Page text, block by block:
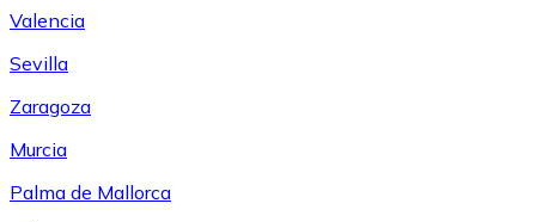
Valencia
Sevilla
Zaragoza
Murcia
Palma de Mallorca